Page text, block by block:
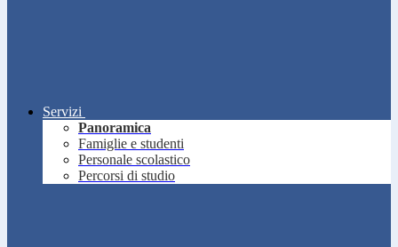
Servizi
Panoramica
Famiglie e studenti
Personale scolastico
Percorsi di studio